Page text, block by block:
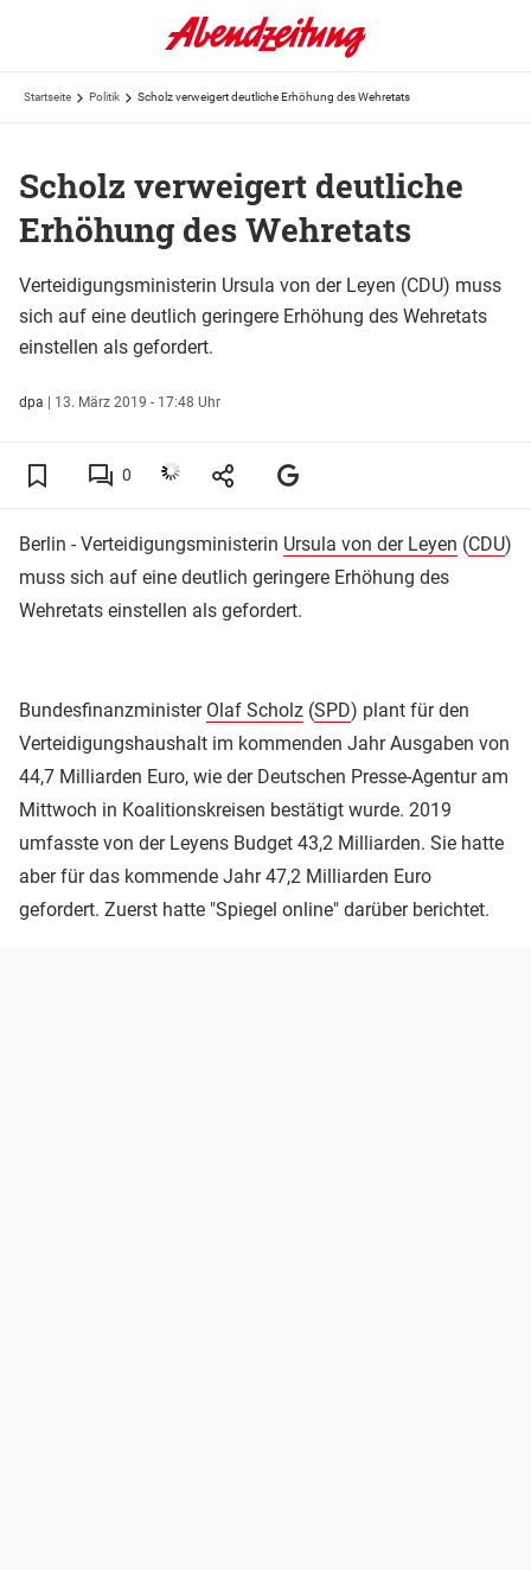
Startseite Politik Scholz verweigert deutliche Erhöhung des Wehretats
Scholz verweigert deutliche
Erhöhung des Wehretats
Verteidigungsministerin Ursula von der Leyen (CDU) muss
sich auf eine deutlich geringere Erhöhung des Wehretats
einstellen als gefordert.
dpa | 13. März 2019 - 17:48 Uhr
0
Berlin - Verteidigungsministerin Ursula von der Leyen (CDU)
muss sich auf eine deutlich geringere Erhöhung des
Wehretats einstellen als gefordert.
Bundesfinanzminister Olaf Scholz (SPD) plant für den
Verteidigungshaushalt im kommenden Jahr Ausgaben von
44,7 Milliarden Euro, wie der Deutschen Presse-Agentur am
Mittwoch in Koalitionskreisen bestätigt wurde. 2019
umfasste von der Leyens Budget 43,2 Milliarden. Sie hatte
aber für das kommende Jahr 47,2 Milliarden Euro
gefordert. Zuerst hatte "Spiegel online" darüber berichtet.